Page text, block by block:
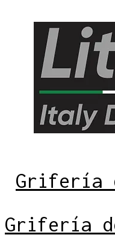
Grifería
Grifería